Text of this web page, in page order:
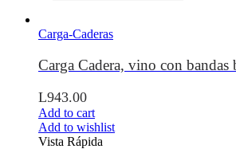
Carga-Caderas
Carga Cadera, vino con bandas
L943.00
Add to cart
Add to wishlist
Vista Rápida